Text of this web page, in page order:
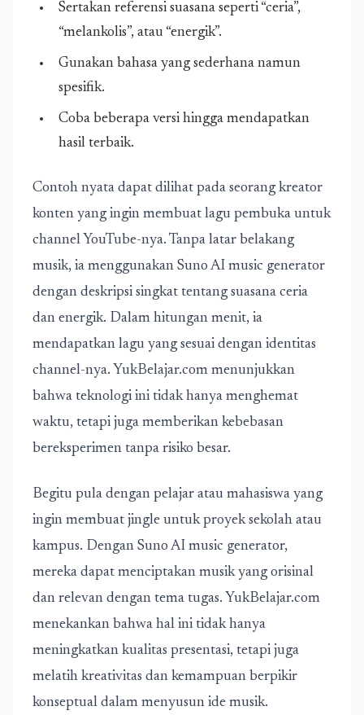
Sertakan referensi suasana seperti “ceria”,
“melankolis”, atau “energik”.
Gunakan bahasa yang sederhana namun
spesifik.
Coba beberapa versi hingga mendapatkan
hasil terbaik.
Contoh nyata dapat dilihat pada seorang kreator
konten yang ingin membuat lagu pembuka untuk
channel YouTube-nya. Tanpa latar belakang
musik, ia menggunakan Suno AI music generator
dengan deskripsi singkat tentang suasana ceria
dan energik. Dalam hitungan menit, ia
mendapatkan lagu yang sesuai dengan identitas
channel-nya. YukBelajar.com menunjukkan
bahwa teknologi ini tidak hanya menghemat
waktu, tetapi juga memberikan kebebasan
bereksperimen tanpa risiko besar.
Begitu pula dengan pelajar atau mahasiswa yang
ingin membuat jingle untuk proyek sekolah atau
kampus. Dengan Suno AI music generator,
mereka dapat menciptakan musik yang orisinal
dan relevan dengan tema tugas. YukBelajar.com
menekankan bahwa hal ini tidak hanya
meningkatkan kualitas presentasi, tetapi juga
melatih kreativitas dan kemampuan berpikir
konseptual dalam menyusun ide musik.